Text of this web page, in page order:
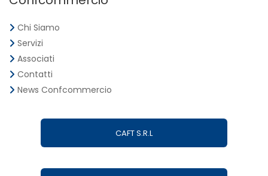
Chi Siamo
Servizi
Associati
Contatti
News Confcommercio
CAFT S.R.L